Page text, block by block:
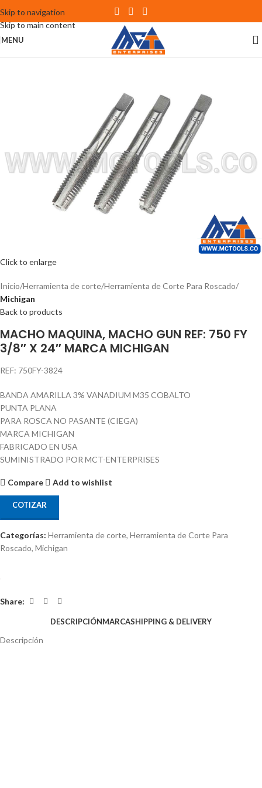
Skip to navigation
Skip to main content
MENU
Click to enlarge
Inicio Herramienta de corte Herramienta de Corte Para Roscado
Michigan
Back to products
MACHO MAQUINA, MACHO GUN REF: 750 FY
3/8″ X 24″ MARCA MICHIGAN
REF: 750FY-3824
BANDA AMARILLA 3% VANADIUM M35 COBALTO
PUNTA PLANA
PARA ROSCA NO PASANTE (CIEGA)
MARCA MICHIGAN
FABRICADO EN USA
SUMINISTRADO POR MCT-ENTERPRISES
Compare Add to wishlist
COTIZAR
Categorías: Herramienta de corte, Herramienta de Corte Para
Roscado, Michigan
Share:
DESCRIPCIÓNMARCASHIPPING & DELIVERY
Descripción